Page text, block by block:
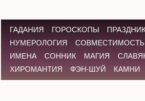
ГАДАНИЯ ГОРОСКОПЫ
НУМЕРОЛОГИЯ
СОВМЕСТИМОСТЬ
ИМЕНА
СОННИК МАГИЯ
ХИРОМАНТИЯ
ФЭН-ШУЙ КАМНИ